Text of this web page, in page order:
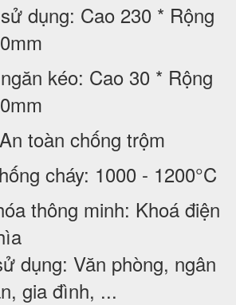
dụng: Cao 230 * Rộng
kéo: Cao 30 * Rộng
toàn chống trộm
cháy: 1000 - 1200°C
thông minh: Khoá điện
dụng: Văn phòng, ngân
gia đình, ...